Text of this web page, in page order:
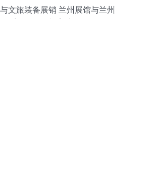
文旅装备展销 兰州展馆与兰州